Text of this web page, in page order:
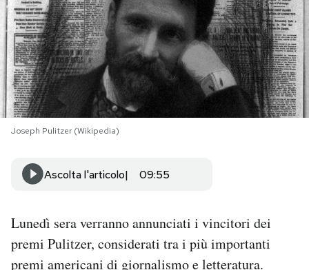
PODCAST
NEWSLETTER
I MIEI PREFERITI
AREA PERSONALE
Joseph Pulitzer (Wikipedia)
Ascolta l'articolo 09:55
Lunedì sera verranno annunciati i vincitori dei
premi Pulitzer, considerati tra i più importanti
premi americani di giornalismo e letteratura.